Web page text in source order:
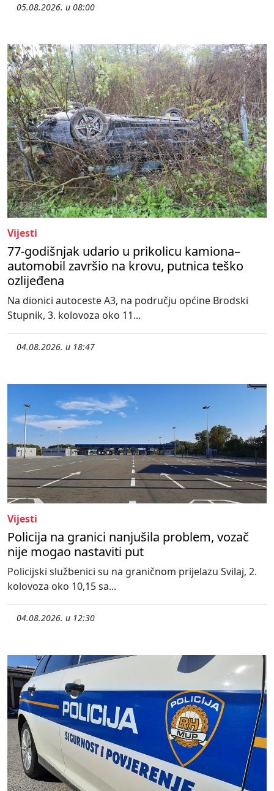
05.08.2026. u 08:00
Vijesti
77-godišnjak udario u prikolicu kamiona–
automobil završio na krovu, putnica teško
ozlijeđena
Na dionici autoceste A3, na području općine Brodski
Stupnik, 3. kolovoza oko 11...
04.08.2026. u 18:47
Vijesti
Policija na granici nanjušila problem, vozač
nije mogao nastaviti put
Policijski službenici su na graničnom prijelazu Svilaj, 2.
kolovoza oko 10,15 sa...
04.08.2026. u 12:30